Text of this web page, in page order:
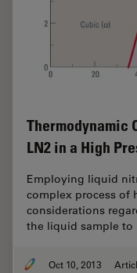
Thermodynamic
LN2 in a High
Employing liquid
complex process of
considerations
the liquid sample
Oct 10, 2013